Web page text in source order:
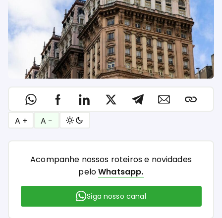
A + A −
Acompanhe nossos roteiros e novidades
peloWhatsapp.
Siga nosso canal